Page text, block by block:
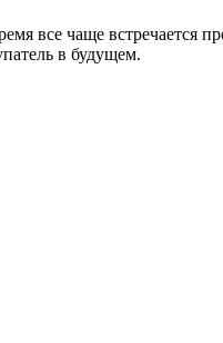
все чаще встречается
в будущем.